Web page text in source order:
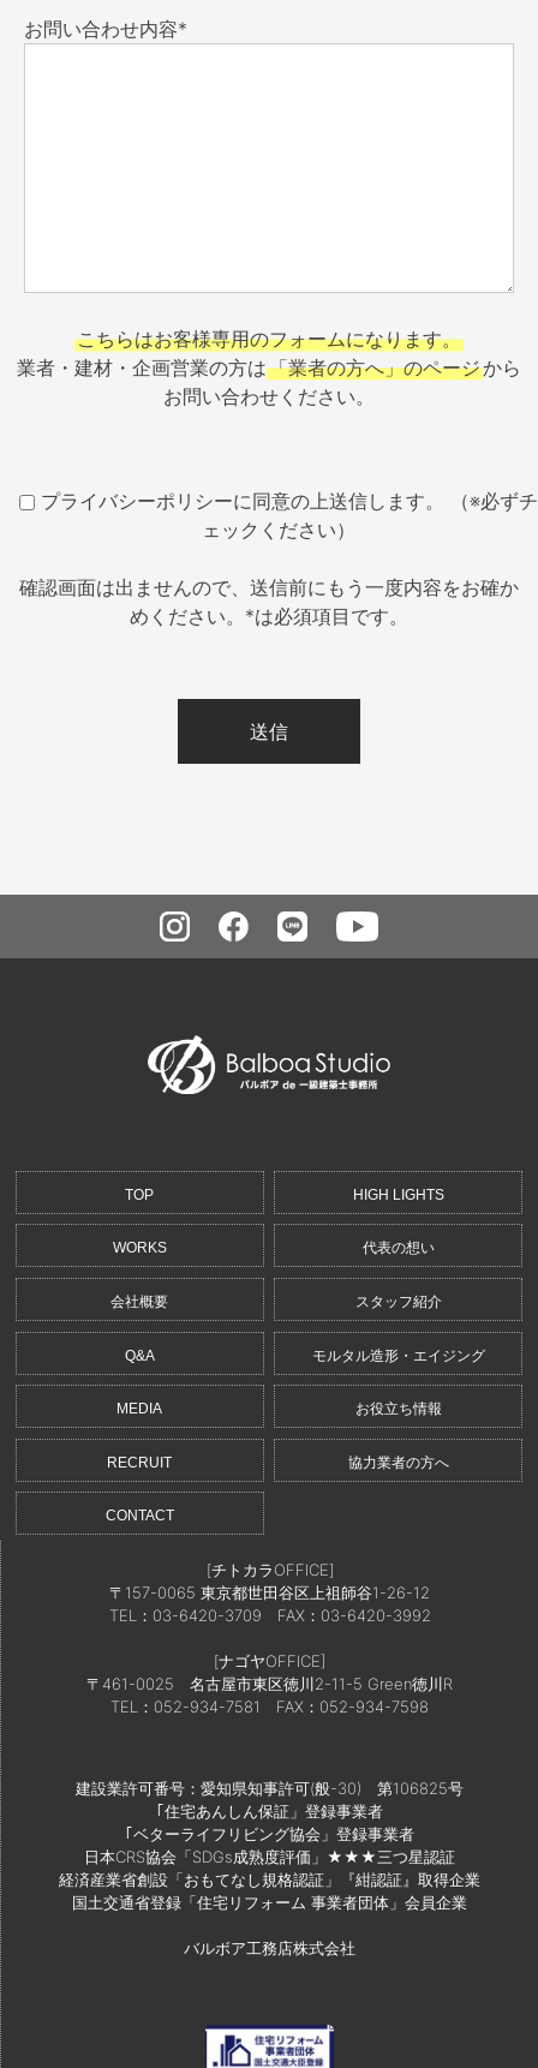
お問い合わせ内容*
こちらはお客様専用のフォームになります。
業者・建材・企画営業の方は「業者の方へ」のページから
お問い合わせください。
プライバシーポリシーに同意の上送信します。 （※必ずチ
ェックください）
確認画面は出ませんので、送信前にもう一度内容をお確か
めください。*は必須項目です。
TOP HIGH LIGHTS
WORKS 代表の想い
会社概要 スタッフ紹介
Q&A モルタル造形・エイジング
MEDIA お役立ち情報
RECRUIT 協力業者の方へ
CONTACT
[チトカラOFFICE]
〒157-0065 東京都世田谷区上祖師谷1-26-12
TEL：03-6420-3709 FAX：03-6420-3992
[ナゴヤOFFICE]
〒461-0025 名古屋市東区徳川2-11-5 Green徳川R
TEL：052-934-7581
FAX：052-934-7598
建設業許可番号：愛知県知事許可(般-30) 第106825号
｢住宅あんしん保証」登録事業者
｢ベターライフリビング協会」登録事業者
日本CRS協会「SDGs成熟度評価」★★★三つ星認証
経済産業省創設「おもてなし規格認証」『紺認証』取得企業
国土交通省登録「住宅リフォーム 事業者団体」会員企業
バルボア工務店株式会社